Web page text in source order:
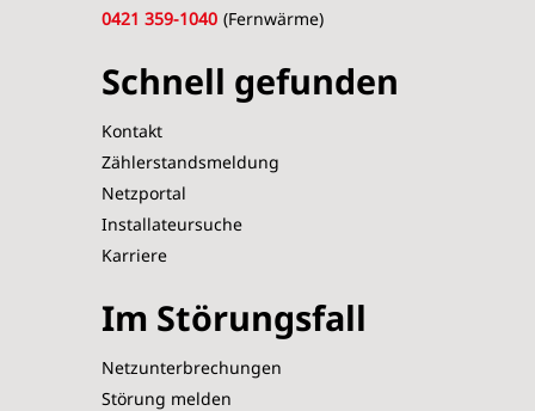
0421 359-1040 (Fernwärme)
Schnell gefunden
Kontakt
Zählerstandsmeldung
Netzportal
Installateursuche
Karriere
Im Störungsfall
Netzunterbrechungen
Störung melden